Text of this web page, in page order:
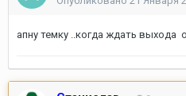
апну темку ..когда ждать выхода